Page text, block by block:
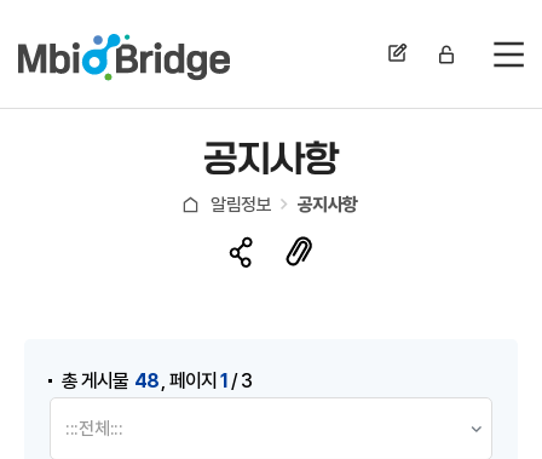
전
공지사항
알림정보 공지사항
총 게시물 48 ,페이지1/ 3